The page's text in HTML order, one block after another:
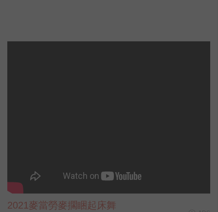
2021麥當勞麥擱睏起床舞